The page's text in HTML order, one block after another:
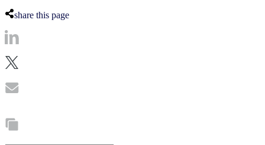
share this page